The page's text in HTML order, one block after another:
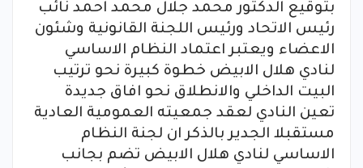
بتوقيع الدكتور محمد جلال محمد احمد نائب
رئيس الاتحاد ورئيس اللجنة القانونية وشئون
الاعضاء ويعتبر اعتماد النظام الاساسي
لنادي هلال الابيض خطوة كبيرة نحو ترتيب
البيت الداخلي والانطلاق نحو افاق جديدة
تعين النادي لعقد جمعيته العمومية العادية
مستقبلا الجدير بالذكر ان لجنة النظام
الاساسي لنادي هلال الابيض تضم بجانب